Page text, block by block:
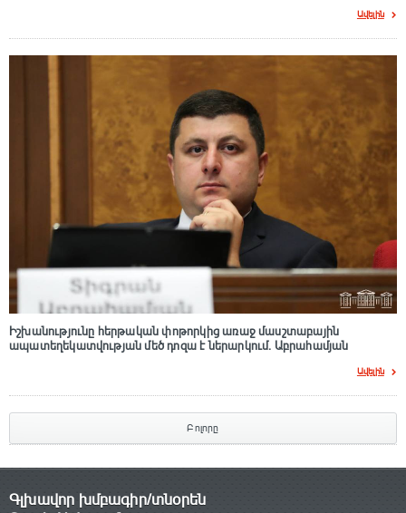
Ավելին
Իշխանությունը հերթական փոթորկից առաջ մասշտաբային
ապատեղեկատվության մեծ դnզա է ներարկում․ Աբրահամյան
Ավելին
Բոլորը
Գլխավոր խմբագիր/տնօրեն